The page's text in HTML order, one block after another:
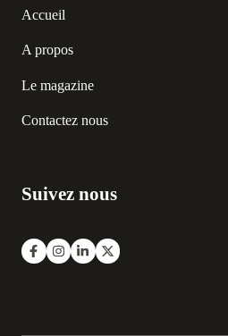
Accueil
A propos
Le magazine
Contactez nous
Suivez nous